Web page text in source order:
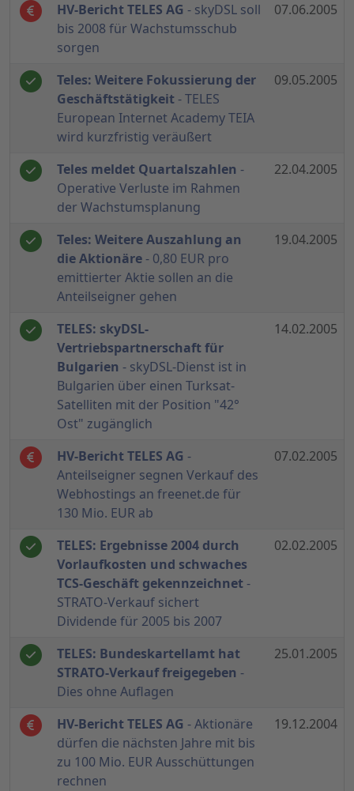
HV-Bericht TELES AG - skyDSL soll
bis 2008 für Wachstumsschub
sorgen
07.06.2005
Teles: Weitere Fokussierung der
Geschäftstätigkeit - TELES
European Internet Academy TEIA
wird kurzfristig veräußert
09.05.2005
Teles meldet Quartalszahlen -
Operative Verluste im Rahmen
der Wachstumsplanung
22.04.2005
Teles: Weitere Auszahlung an
die Aktionäre - 0,80 EUR pro
emittierter Aktie sollen an die
Anteilseigner gehen
19.04.2005
TELES: skyDSL-
Vertriebspartnerschaft für
Bulgarien - skyDSL-Dienst ist in
Bulgarien über einen Turksat-
Satelliten mit der Position "42°
Ost" zugänglich
14.02.2005
HV-Bericht TELES AG -
Anteilseigner segnen Verkauf des
Webhostings an freenet.de für
130 Mio. EUR ab
07.02.2005
TELES: Ergebnisse 2004 durch
Vorlaufkosten und schwaches
TCS-Geschäft gekennzeichnet-
STRATO-Verkauf sichert
Dividende für 2005 bis 2007
02.02.2005
TELES: Bundeskartellamt hat
STRATO-Verkauf freigegeben -
Dies ohne Auflagen
25.01.2005
HV-Bericht TELES AG - Aktionäre
dürfen die nächsten Jahre mit bis
zu 100 Mio. EUR Ausschüttungen
rechnen
19.12.2004